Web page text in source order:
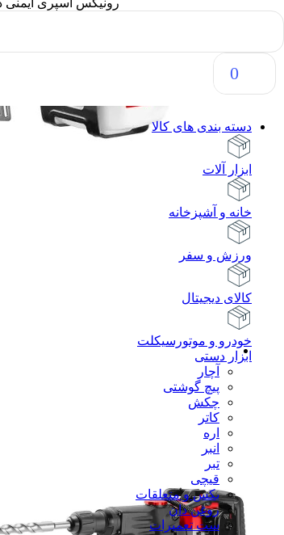
رونیکس اسپری ایمنی
0
دسته بندی های کالا
ابزار آلات
خانه و آشپزخانه
ورزش و سفر
کالای دیجیتال
خودرو و موتورسیکلت
ابزار دستی
آچار
پیچ گوشتی
چکش
کاتر
اره
انبر
تبر
قیچی
بکس و متعلقات
روغن دان
ست تعمیرات